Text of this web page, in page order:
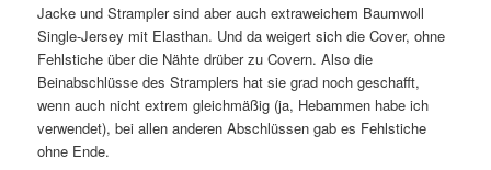
Jacke und Strampler sind aber auch extraweichem Baumwoll
Single-Jersey mit Elasthan. Und da weigert sich die Cover, ohne
Fehlstiche über die Nähte drüber zu Covern. Also die
Beinabschlüsse des Stramplers hat sie grad noch geschafft,
wenn auch nicht extrem gleichmäßig (ja, Hebammen habe ich
verwendet), bei allen anderen Abschlüssen gab es Fehlstiche
ohne Ende.